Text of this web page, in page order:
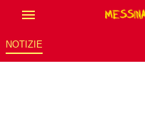
NOTIZIE